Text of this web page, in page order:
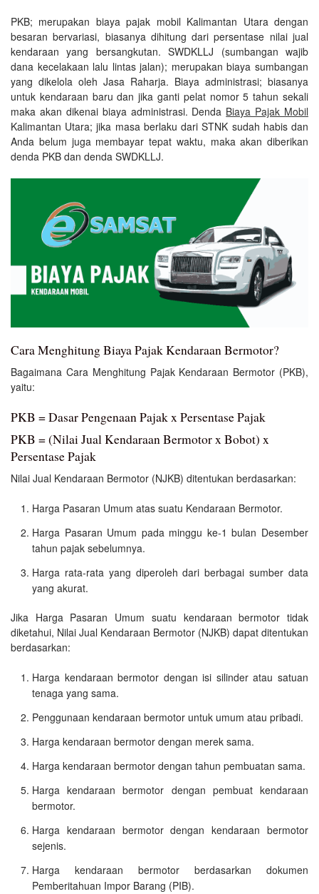
PKB; merupakan biaya pajak mobil Kalimantan Utara dengan
besaran bervariasi, biasanya dihitung dari persentase nilai jual
kendaraan yang bersangkutan. SWDKLLJ (sumbangan wajib
dana kecelakaan lalu lintas jalan); merupakan biaya sumbangan
yang dikelola oleh Jasa Raharja. Biaya administrasi; biasanya
untuk kendaraan baru dan jika ganti pelat nomor 5 tahun sekali
maka akan dikenai biaya administrasi. Denda Biaya Pajak Mobil
Kalimantan Utara; jika masa berlaku dari STNK sudah habis dan
Anda belum juga membayar tepat waktu, maka akan diberikan
denda PKB dan denda SWDKLLJ.
Cara Menghitung Biaya Pajak Kendaraan Bermotor?
Bagaimana Cara Menghitung Pajak Kendaraan Bermotor (PKB),
yaitu:
PKB = Dasar Pengenaan Pajak x Persentase Pajak
PKB = (Nilai Jual Kendaraan Bermotor x Bobot) x
Persentase Pajak
Nilai Jual Kendaraan Bermotor (NJKB) ditentukan berdasarkan:
Harga Pasaran Umum atas suatu Kendaraan Bermotor.
Harga Pasaran Umum pada minggu ke-1 bulan Desember
tahun pajak sebelumnya.
Harga rata-rata yang diperoleh dari berbagai sumber data
yang akurat.
Jika Harga Pasaran Umum suatu kendaraan bermotor tidak
diketahui, Nilai Jual Kendaraan Bermotor (NJKB) dapat ditentukan
berdasarkan:
Harga kendaraan bermotor dengan isi silinder atau satuan
tenaga yang sama.
Penggunaan kendaraan bermotor untuk umum atau pribadi.
Harga kendaraan bermotor dengan merek sama.
Harga kendaraan bermotor dengan tahun pembuatan sama.
Harga kendaraan bermotor dengan pembuat kendaraan
bermotor.
Harga kendaraan bermotor dengan kendaraan bermotor
sejenis.
Harga kendaraan bermotor berdasarkan dokumen
Pemberitahuan Impor Barang (PIB).